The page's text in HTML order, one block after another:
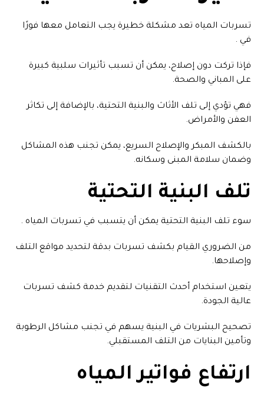
تسربات المياه تعد مشكلة خطيرة يجب التعامل معها فورًا
في .
فإذا تركت دون إصلاح، يمكن أن تسبب تأثيرات سلبية كبيرة
على المباني والصحة.
فهي تؤدي إلى تلف الأثاث والبنية التحتية، بالإضافة إلى تكاثر
العفن والأمراض.
بالكشف المبكر والإصلاح السريع، يمكن تجنب هذه المشاكل
وضمان سلامة المبنى وسكانه.
تلف البنية التحتية
سوء تلف البنية التحتية يمكن أن يتسبب في تسربات المياه .
من الضروري القيام بكشف تسربات بدقة لتحديد مواقع التلف
وإصلاحها.
يتعين استخدام أحدث التقنيات لتقديم خدمة كشف تسربات
عالية الجودة.
تصحيح البشريات في البنية يسهم في تجنب مشاكل الرطوبة
وتأمين البنايات من التلف المستقبلي.
ارتفاع فواتير المياه